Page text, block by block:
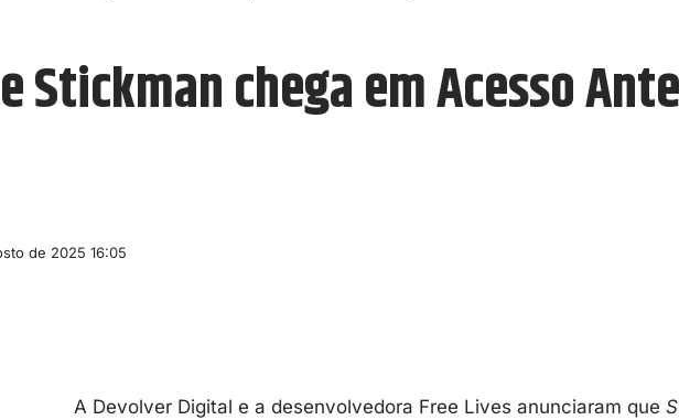
chega em Acesso
de 2025 16:05
A Devolver Digital e a desenvolvedora Free Lives anunciaram que